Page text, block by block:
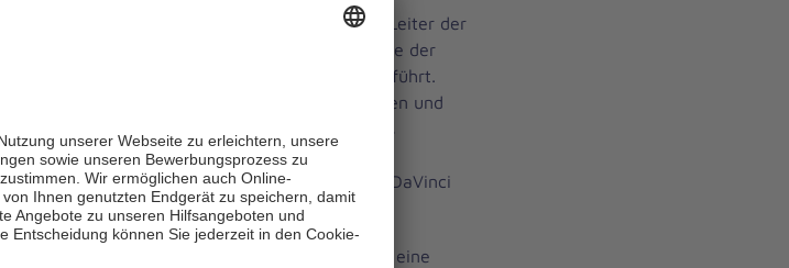
Unter der Leitung von Dr. Nicola Cerasani, dem Leiter der
roboter-assistierten Chirurgie im Bethesda, wurde der
Eingriff an einem 62-jährigen Patienten durchgeführt.
Aufgrund kardialer Vorerkrankungen des Patienten und
Ärzteteam dafür, die Totalentfernung der
Bauchspeicheldrüse minimalinvasiv mithilfe des DaVinci
Operationssystems durchzuführen.
"Die roboter-assistierte Chirurgie ermöglicht uns eine